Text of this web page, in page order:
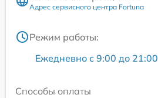
Адрес сервисного центра Fortuna
Режим работы:
Ежедневно с 9:00 до 21:00
Способы оплаты